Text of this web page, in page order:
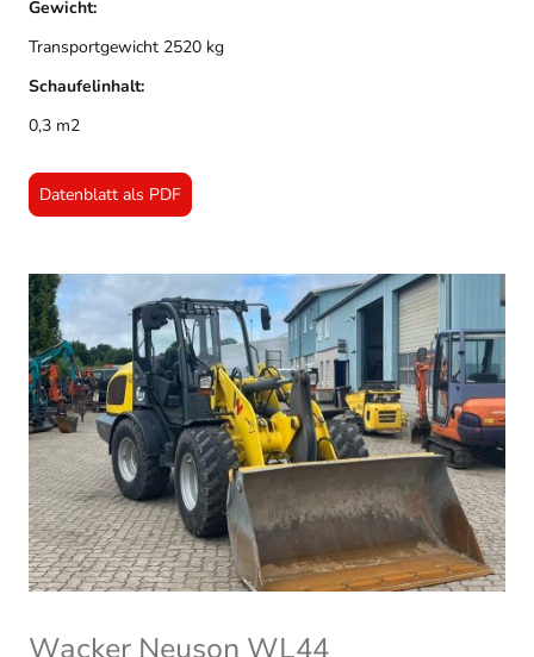
Gewicht:
Transportgewicht 2520 kg
Schaufelinhalt:
0,3 m2
Datenblatt als PDF
Wacker Neuson WL44